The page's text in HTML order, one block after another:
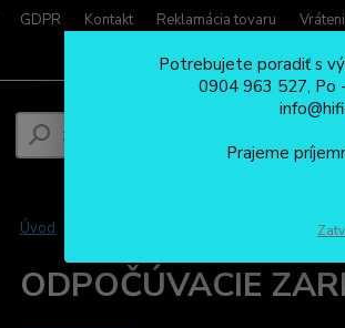
GDPR Kontakt Reklamácia tovaru
Úvod
ODPOČÚVACIE
Potrebujete poradiť s
0904 963 527, Po
Prajeme